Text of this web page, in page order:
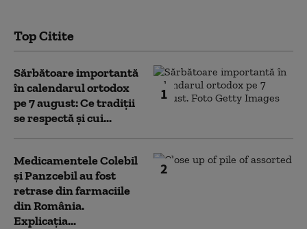
Top Citite
1
Sărbătoare importantă
în calendarul ortodox
pe 7 august: Ce tradiții
se respectă și cui...
2
Medicamentele Colebil
și Panzcebil au fost
retrase din farmaciile
din România.
Explicația...